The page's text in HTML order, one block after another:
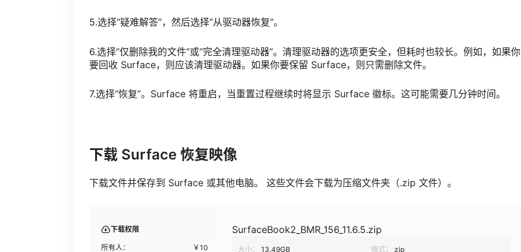
5.选择“疑难解答”，然后选择“从驱动器恢复”。
6.选择“仅删除我的文件”或“完全清理驱动器”。清理驱动器的选项更安全，但耗时也较长。例如，如果你
要回收 Surface，则应该清理驱动器。如果你要保留 Surface，则只需删除文件。
7.选择“恢复”。Surface 将重启，当重置过程继续时将显示 Surface 徽标。这可能需要几分钟时间。
下载 Surface 恢复映像
下载文件并保存到 Surface 或其他电脑。 这些文件会下载为压缩文件夹（.zip 文件）。
下载权限
所有人： ￥10
SurfaceBook2_BMR_156_11.6.5.zip
大小： 13.49GB 格式： zip